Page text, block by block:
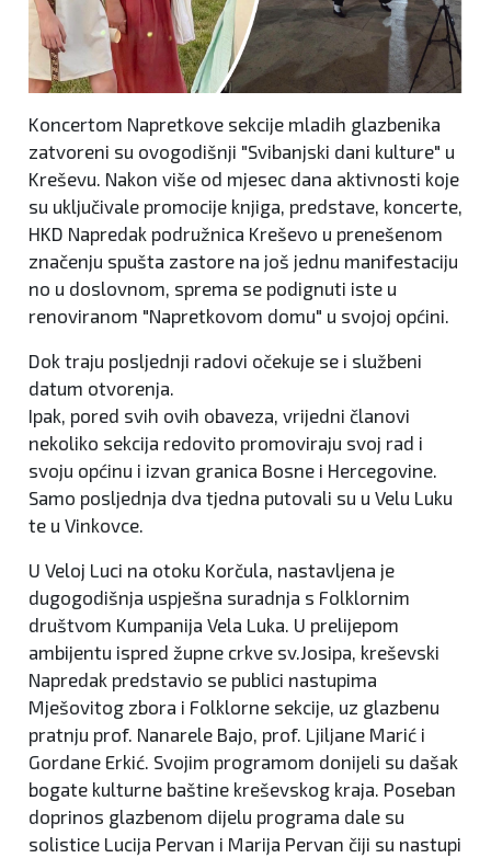
Koncertom Napretkove sekcije mladih glazbenika
zatvoreni su ovogodišnji "Svibanjski dani kulture" u
Kreševu. Nakon više od mjesec dana aktivnosti koje
su uključivale promocije knjiga, predstave, koncerte,
HKD Napredak podružnica Kreševo u prenešenom
značenju spušta zastore na još jednu manifestaciju
no u doslovnom, sprema se podignuti iste u
renoviranom "Napretkovom domu" u svojoj općini.
Dok traju posljednji radovi očekuje se i službeni
datum otvorenja.
Ipak, pored svih ovih obaveza, vrijedni članovi
nekoliko sekcija redovito promoviraju svoj rad i
svoju općinu i izvan granica Bosne i Hercegovine.
Samo posljednja dva tjedna putovali su u Velu Luku
te u Vinkovce.
U Veloj Luci na otoku Korčula, nastavljena je
dugogodišnja uspješna suradnja s Folklornim
društvom Kumpanija Vela Luka. U prelijepom
ambijentu ispred župne crkve sv.Josipa, kreševski
Napredak predstavio se publici nastupima
Mješovitog zbora i Folklorne sekcije, uz glazbenu
pratnju prof. Nanarele Bajo, prof. Ljiljane Marić i
Gordane Erkić. Svojim programom donijeli su dašak
bogate kulturne baštine kreševskog kraja. Poseban
doprinos glazbenom dijelu programa dale su
solistice Lucija Pervan i Marija Pervan čiji su nastupi